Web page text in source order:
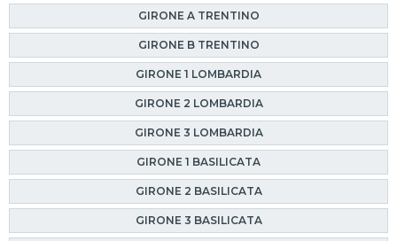
GIRONE A TRENTINO
GIRONE B TRENTINO
GIRONE 1 LOMBARDIA
GIRONE 2 LOMBARDIA
GIRONE 3 LOMBARDIA
GIRONE 1 BASILICATA
GIRONE 2 BASILICATA
GIRONE 3 BASILICATA